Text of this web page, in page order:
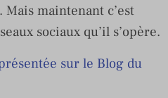
maintenant c’est
sociaux qu’il s’opère.
sur le Blog du